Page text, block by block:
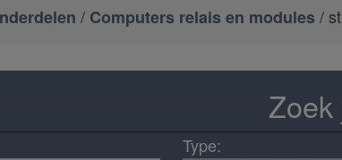
/ Computers relais en modules /
Type: